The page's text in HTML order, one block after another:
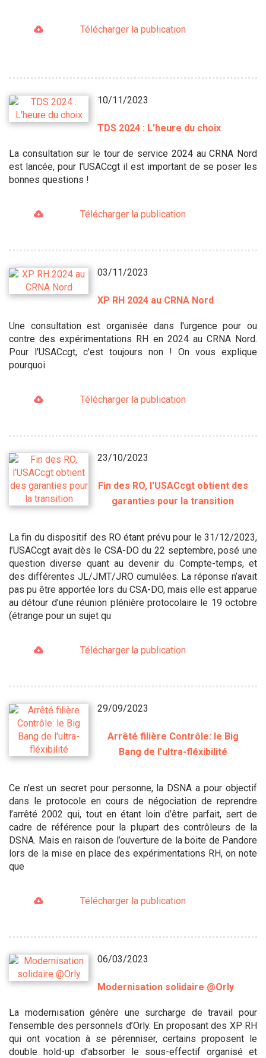
Télécharger la publication
10/11/2023
TDS 2024 : L'heure du choix
La consultation sur le tour de service 2024 au CRNA Nord
est lancée, pour l'USACcgt il est important de se poser les
bonnes questions !
Télécharger la publication
03/11/2023
XP RH 2024 au CRNA Nord
Une consultation est organisée dans l'urgence pour ou
contre des expérimentations RH en 2024 au CRNA Nord.
Pour l'USACcgt, c'est toujours non ! On vous explique
pourquoi
Télécharger la publication
23/10/2023
Fin des RO, l'USACcgt obtient des
garanties pour la transition
La fin du dispositif des RO étant prévu pour le 31/12/2023,
l’USACcgt avait dès le CSA-DO du 22 septembre, posé une
question diverse quant au devenir du Compte-temps, et
des différentes JL/JMT/JRO cumulées. La réponse n’avait
pas pu être apportée lors du CSA-DO, mais elle est apparue
au détour d’une réunion plénière protocolaire le 19 octobre
(étrange pour un sujet qu
Télécharger la publication
29/09/2023
Arrêté filière Contrôle: le Big
Bang de l'ultra-fléxibilité
Ce n’est un secret pour personne, la DSNA a pour objectif
dans le protocole en cours de négociation de reprendre
l’arrêté 2002 qui, tout en étant loin d’être parfait, sert de
cadre de référence pour la plupart des contrôleurs de la
DSNA. Mais en raison de l’ouverture de la boite de Pandore
lors de la mise en place des expérimentations RH, on note
que
Télécharger la publication
06/03/2023
Modernisation solidaire @Orly
La modernisation génère une surcharge de travail pour
l’ensemble des personnels d’Orly. En proposant des XP RH
qui ont vocation à se pérenniser, certains proposent le
double hold-up d’absorber le sous-effectif organisé et